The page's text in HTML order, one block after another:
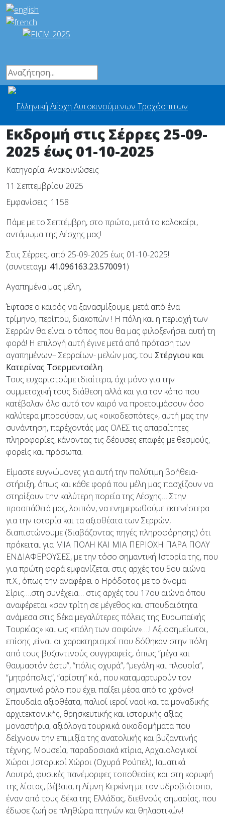
Εκδρομή στις Σέρρες 25-09-
2025 έως 01-10-2025
Κατηγορία: Ανακοινώσεις
11 Σεπτεμβρίου 2025
Εμφανίσεις: 1158
Πάμε με το Σεπτέμβρη, στο πρώτο, μετά το καλοκαίρι,
αντάμωμα της Λέσχης μας!
Στις Σέρρες, από 25-09-2025 έως 01-10-2025!
(συντεταγμ. 41.096163.23.570091)
Αγαπημένα μας μέλη,
Έφτασε ο καιρός να ξανασμίξουμε, μετά από ένα
τρίμηνο, περίπου, διακοπών ! Η πόλη και η περιοχή των
Σερρών θα είναι ο τόπος που θα μας φιλοξενήσει αυτή τη
φορά! Η επιλογή αυτή έγινε μετά από πρόταση των
αγαπημένων– Σερραίων- μελών μας, του Στέργιου και
Κατερίνας Τσερμεντσέλη.
Τους ευχαριστούμε ιδιαίτερα, όχι μόνο για την
συμμετοχική τους διάθεση αλλά και για τον κόπο που
κατέβαλαν όλο αυτό τον καιρό να προετοιμάσουν όσο
καλύτερα μπορούσαν, ως «οικοδεσπότες», αυτή μας την
συνάντηση, παρέχοντάς μας ΟΛΕΣ τις απαραίτητες
πληροφορίες, κάνοντας τις δέουσες επαφές με θεσμούς,
φορείς και πρόσωπα.
Είμαστε ευγνώμονες για αυτή την πολύτιμη βοήθεια-
στήριξη, όπως και κάθε φορά που μέλη μας πασχίζουν να
στηρίξουν την καλύτερη πορεία της Λέσχης… Στην
προσπάθειά μας, λοιπόν, να ενημερωθούμε εκτενέστερα
για την ιστορία και τα αξιοθέατα των Σερρών,
διαπιστώνουμε (διαβάζοντας πηγές πληροφόρησης) ότι
πρόκειται για ΜΙΑ ΠΟΛΗ ΚΑΙ ΜΙΑ ΠΕΡΙΟΧΗ ΠΑΡΑ ΠΟΛΥ
ΕΝΔΙΑΦΕΡΟΥΣΕΣ, με την τόσο σημαντική Ιστορία της, που
για πρώτη φορά εμφανίζεται στις αρχές του 5ου αιώνα
π.Χ., όπως την αναφέρει ο Ηρόδοτος με το όνομα
Σίρις….στη συνέχεια… στις αρχές του 17ου αιώνα όπου
αναφέρεται «σαν τρίτη σε μέγεθος και σπουδαιότητα
ανάμεσα στις δέκα μεγαλύτερες πόλεις της Ευρωπαϊκής
Τουρκίας» και ως «πόλη των σοφών»….! Αξιοσημείωτοι,
επίσης ,είναι οι χαρακτηρισμοί που δόθηκαν στην πόλη
από τους βυζαντινούς συγγραφείς, όπως “μέγα και
θαυμαστόν άστυ”, “πόλις οχυρά”, “μεγάλη και πλουσία”,
“μητρόπολις”, “αρίστη” κ.ά., που καταμαρτυρούν τον
σημαντικό ρόλο που έχει παίξει μέσα από το χρόνο!
Σπουδαία αξιοθέατα, παλιοί ιεροί ναοί και τα μοναδικής
αρχιτεκτονικής, θρησκευτικής και ιστορικής αξίας
μοναστήρια, αξιόλογα τουρκικά οικοδομήματα που
δείχνουν την επιμιξία της ανατολικής και βυζαντινής
τέχνης, Μουσεία, παραδοσιακά κτίρια, Αρχαιολογικοί
Χώροι ,Ιστορικοί Χώροι (Οχυρά Ρούπελ), Ιαματικά
Λουτρά, φυσικές πανέμορφες τοποθεσίες και στη κορυφή
της λίστας, βέβαια, η Λίμνη Κερκίνη με τον υδροβιότοπο,
έναν από τους δέκα της Ελλάδας, διεθνούς σημασίας, που
έδωσε ζωή σε πληθώρα πτηνών και θηλαστικών!